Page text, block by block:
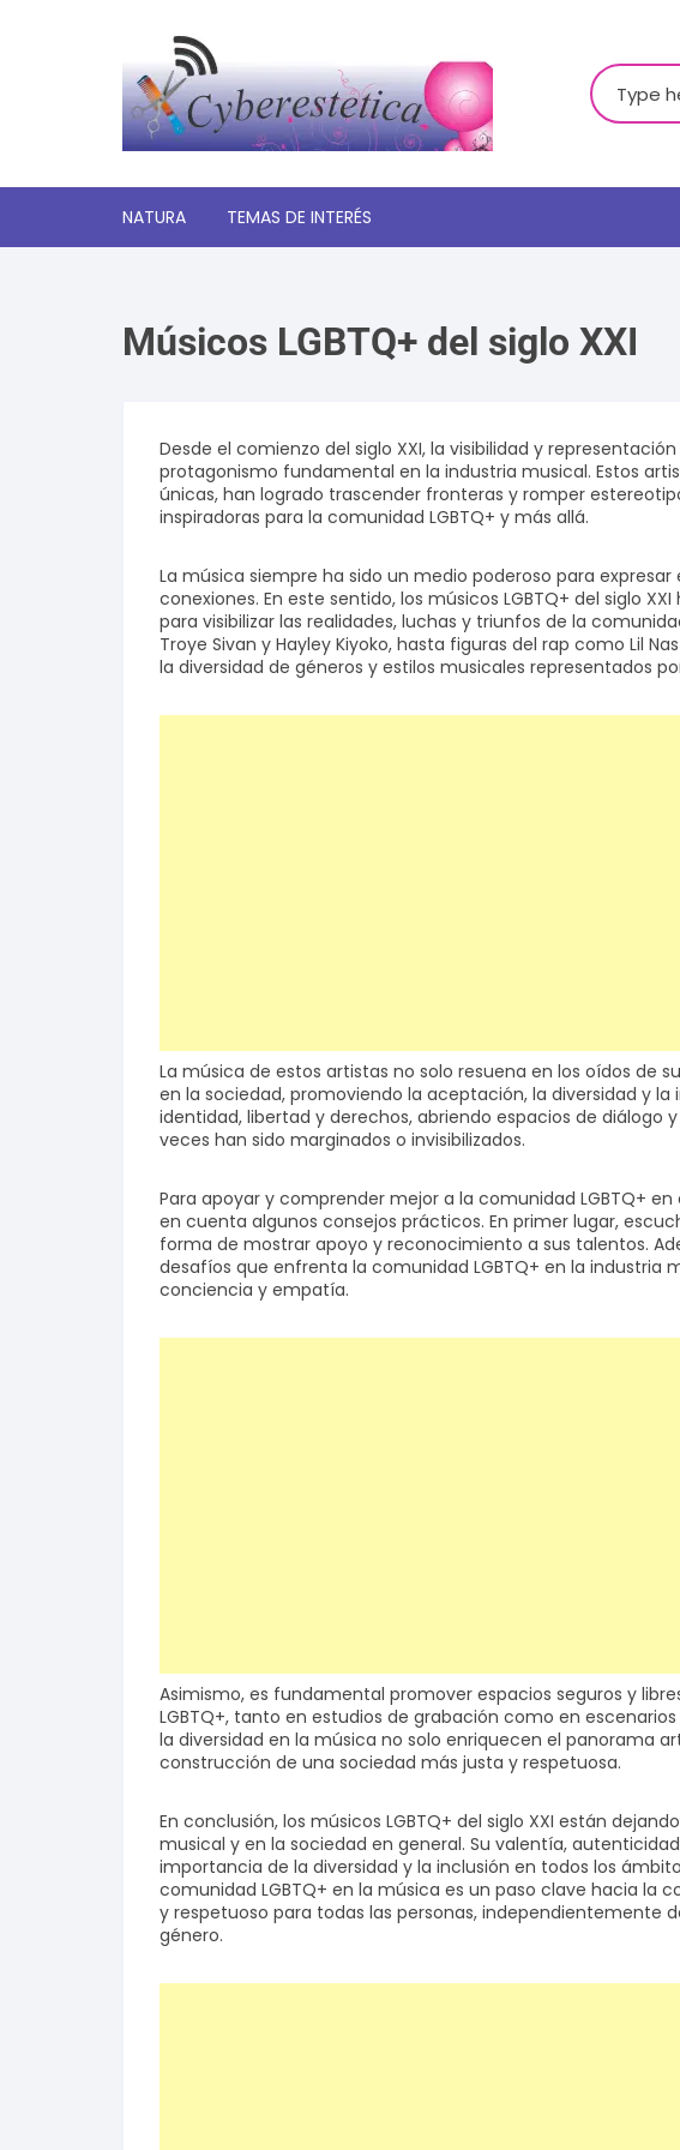
Buscar:
NATURA TEMAS DE INTERÉS
Autoayuda y desarrollo
personal
Tecnologia
Estética
Salud y bienestar
Finanzas
Músicos LGBTQ+ del siglo XXI
Desde el comienzo del siglo XXI, la visibilidad y
protagonismo fundamental en la industria musical. Estos
únicas, han logrado trascender fronteras y romper
inspiradoras para la comunidad LGBTQ+ y más allá.
La música siempre ha sido un medio poderoso para
conexiones. En este sentido, los músicos LGBTQ+ del siglo
para visibilizar las realidades, luchas y triunfos de la
Troye Sivan y Hayley Kiyoko, hasta figuras del rap como Lil
la diversidad de géneros y estilos musicales representados
La música de estos artistas no solo resuena en los oídos de
en la sociedad, promoviendo la aceptación, la diversidad y la
identidad, libertad y derechos, abriendo espacios de diálogo
veces han sido marginados o invisibilizados.
Para apoyar y comprender mejor a la comunidad LGBTQ+
en cuenta algunos consejos prácticos. En primer lugar,
forma de mostrar apoyo y reconocimiento a sus talentos.
desafíos que enfrenta la comunidad LGBTQ+ en la industria
conciencia y empatía.
Asimismo, es fundamental promover espacios seguros y
LGBTQ+, tanto en estudios de grabación como en
la diversidad en la música no solo enriquecen el panorama
construcción de una sociedad más justa y respetuosa.
En conclusión, los músicos LGBTQ+ del siglo XXI están
musical y en la sociedad en general. Su valentía,
importancia de la diversidad y la inclusión en todos los
comunidad LGBTQ+ en la música es un paso clave hacia la
y respetuoso para todas las personas, independientemente
género.